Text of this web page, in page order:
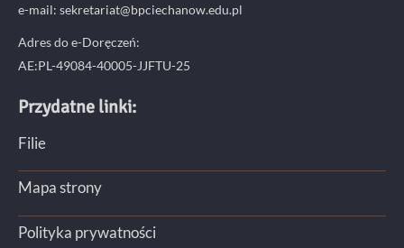
e-mail: sekretariat@bpciechanow.edu.pl
Adres do e-Doręczeń:
AE:PL-49084-40005-JJFTU-25
Przydatne linki:
Filie
Mapa strony
Polityka prywatności